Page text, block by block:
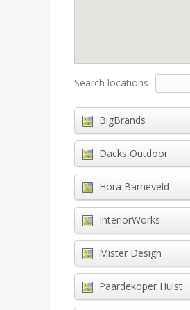
Search locations
BigBrands
Dacks Outdoor
Hora Barneveld
InteriorWorks
Mister Design
Paardekoper Hulst